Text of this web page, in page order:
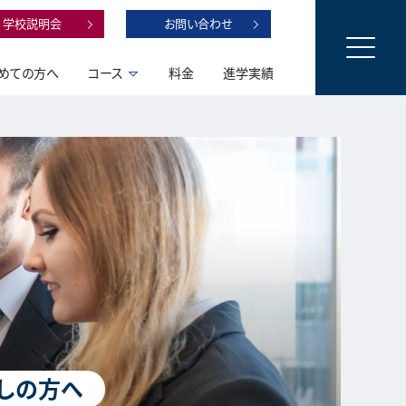
学校説明会 お問い合わせ
ての方へ コース 料金 進学実績
の方へ